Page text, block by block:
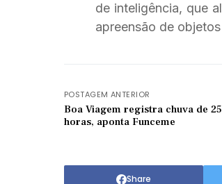
de inteligência, que
apreensão de
POSTAGEM ANTERIOR
Boa Viagem registra chuva de
horas, aponta Funceme
Share